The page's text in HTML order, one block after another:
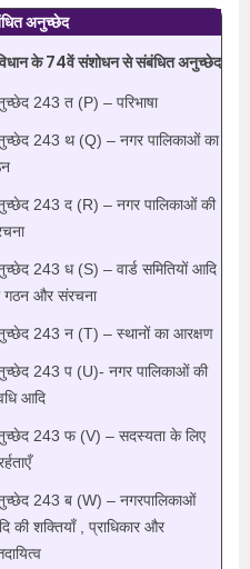
अनुच्छेद
के 74वें संशोधन से संबंधित अनुच्छेद
243 त (P) – परिभाषा
243 थ (Q) – नगर पालिकाओं का
243 द (R) – नगर पालिकाओं की
243 ध (S) – वार्ड समितियों आदि
गठन और संरचना
243 न (T) – स्थानों का आरक्षण
243 प (U)- नगर पालिकाओं की
आदि
243 फ (V) – सदस्यता के लिए
243 ब (W) – नगरपालिकाओं
की शक्तियाँ , प्राधिकार और